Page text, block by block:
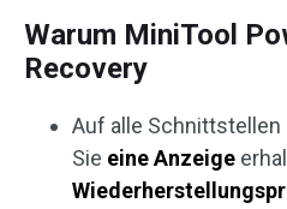
Warum MiniTool
Recovery
Auf alle
Sie eine Anzeige